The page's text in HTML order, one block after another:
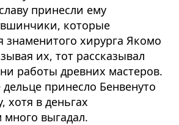
принесли ему
которые
знаменитого хирурга Якомо
их, тот рассказывал
работы древних мастеров.
принесло Бенвенуто
хотя в деньгах
выгадал.